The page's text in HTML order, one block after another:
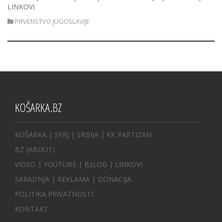
LINKOVI
PRVENSTVO JUGOSLAVIJE
KOŠARKA.BZ
KOŠARKA | SFRJ | SRBIJA | KK PARTIZAN
BZ (ABOUT)
VIDEO | YOUTUBE | BzLOG | LINKOVI
SARADNJA | REKLAMA | DONACIJA
POLITIKA PRIVATNOSTI
KONTAKT